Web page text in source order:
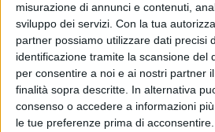
misurazione di annunci e contenuti,
sviluppo dei servizi. Con la tua
partner possiamo utilizzare dati precisi
identificazione tramite la scansione del
per consentire a noi e ai nostri partner
finalità sopra descritte. In alternativa
consenso o accedere a informazioni
le tue preferenze prima di acconsentire.